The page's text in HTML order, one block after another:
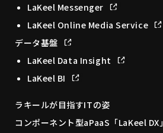
LaKeel Messenger
LaKeel Online Media Service
データ基盤
LaKeel Data Insight
LaKeel BI
ラキールが目指すITの姿
コンポーネント型aPaaS「LaKeel DX」